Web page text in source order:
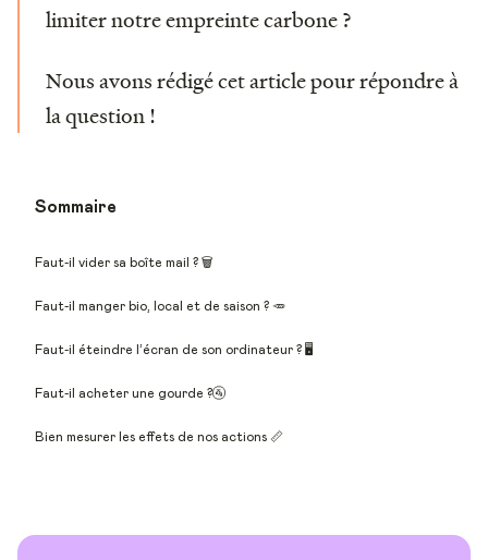
limiter notre empreinte carbone ?
Nous avons rédigé cet article pour répondre à
la question !
Sommaire
Faut-il vider sa boîte mail ? 🗑
Faut-il manger bio, local et de saison ? 🥕
Faut-il éteindre l’écran de son ordinateur ? 🖥
Faut-il acheter une gourde ?🚰
Bien mesurer les effets de nos actions 📏